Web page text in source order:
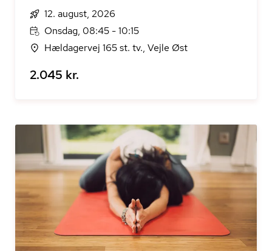
12. august, 2026
Onsdag, 08:45 - 10:15
Hældagervej 165 st. tv., Vejle Øst
2.045 kr.